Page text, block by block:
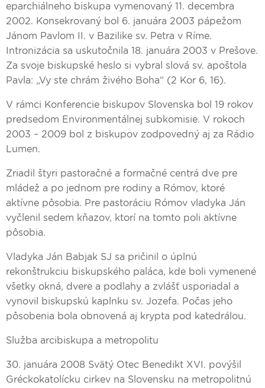
eparchiálneho biskupa vymenovaný 11. decembra
2002. Konsekrovaný bol 6. januára 2003 pápežom
Jánom Pavlom II. v Bazilike sv. Petra v Ríme.
Intronizácia sa uskutočnila 18. januára 2003 v Prešove.
Za svoje biskupské heslo si vybral slová sv. apoštola
Pavla: „Vy ste chrám živého Boha“ (2 Kor 6, 16).
V rámci Konferencie biskupov Slovenska bol 19 rokov
predsedom Environmentálnej subkomisie. V rokoch
2003 – 2009 bol z biskupov zodpovedný aj za Rádio
Lumen.
Zriadil štyri pastoračné a formačné centrá dve pre
mládež a po jednom pre rodiny a Rómov, ktoré
aktívne pôsobia. Pre pastoráciu Rómov vladyka Ján
vyčlenil sedem kňazov, ktorí na tomto poli aktívne
pôsobia.
Vladyka Ján Babjak SJ sa pričinil o úplnú
rekonštrukciu biskupského paláca, kde boli vymenené
všetky okná, dvere a podlahy a zvlášť usporiadal a
vynovil biskupskú kaplnku sv. Jozefa. Počas jeho
pôsobenia bola obnovená aj krypta pod katedrálou.
Služba arcibiskupa a metropolitu
30. januára 2008 Svätý Otec Benedikt XVI. povýšil
Gréckokatolícku cirkev na Slovensku na metropolitnú